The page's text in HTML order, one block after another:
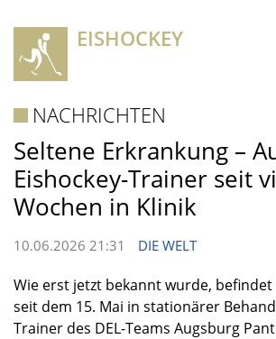
EISHOCKEY
NACHRICHTEN
Seltene Erkrankung –
Eishockey-Trainer seit
Wochen in Klinik
10.06.2026 21:31 DIE WELT
Wie erst jetzt bekannt wurde, befindet
seit dem 15. Mai in stationärer
Trainer des DEL-Teams Augsburg